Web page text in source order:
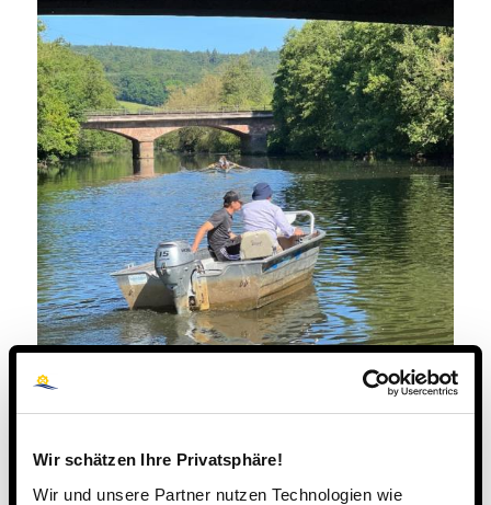
Wir schätzen Ihre Privatsphäre!
Wir und unsere Partner nutzen Technologien wie